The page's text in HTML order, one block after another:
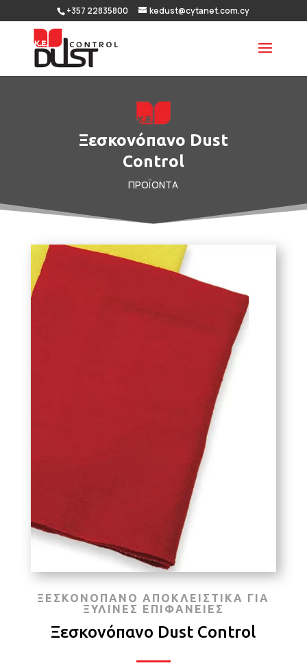
+357 22835800 kedust@cytanet.com.cy
Ξεσκονόπανο Dust
Control
ΠΡΟΪΟΝΤΑ
ΞΕΣΚΟΝΟΠΑΝΟ ΑΠΟΚΛΕΙΣΤΙΚΑ ΓΙΑ
ΞΥΛΙΝΕΣ ΕΠΙΦΑΝΕΙΕΣ
Ξεσκονόπανο Dust Control